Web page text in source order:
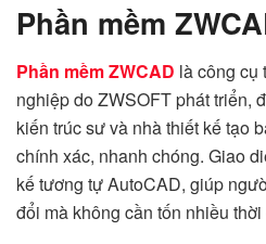
Phần mềm
Phần mềm ZWCAD là công cụ
nghiệp do ZWSOFT phát triển,
kiến trúc sư và nhà thiết kế tạo
chính xác, nhanh chóng. Giao
kế tương tự AutoCAD, giúp
đổi mà không cần tốn nhiều